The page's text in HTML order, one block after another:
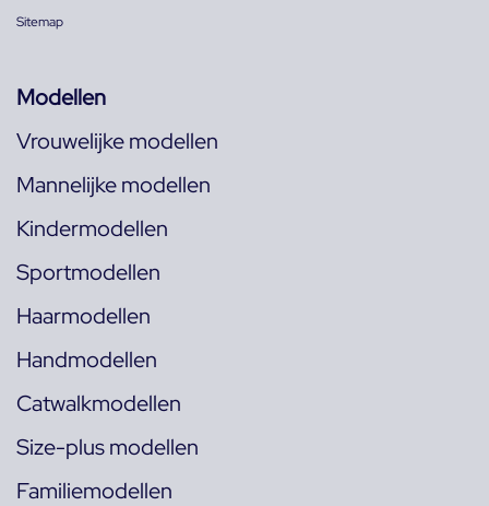
Sitemap
Modellen
Vrouwelijke modellen
Mannelijke modellen
Kindermodellen
Sportmodellen
Haarmodellen
Handmodellen
Catwalkmodellen
Size-plus modellen
Familiemodellen